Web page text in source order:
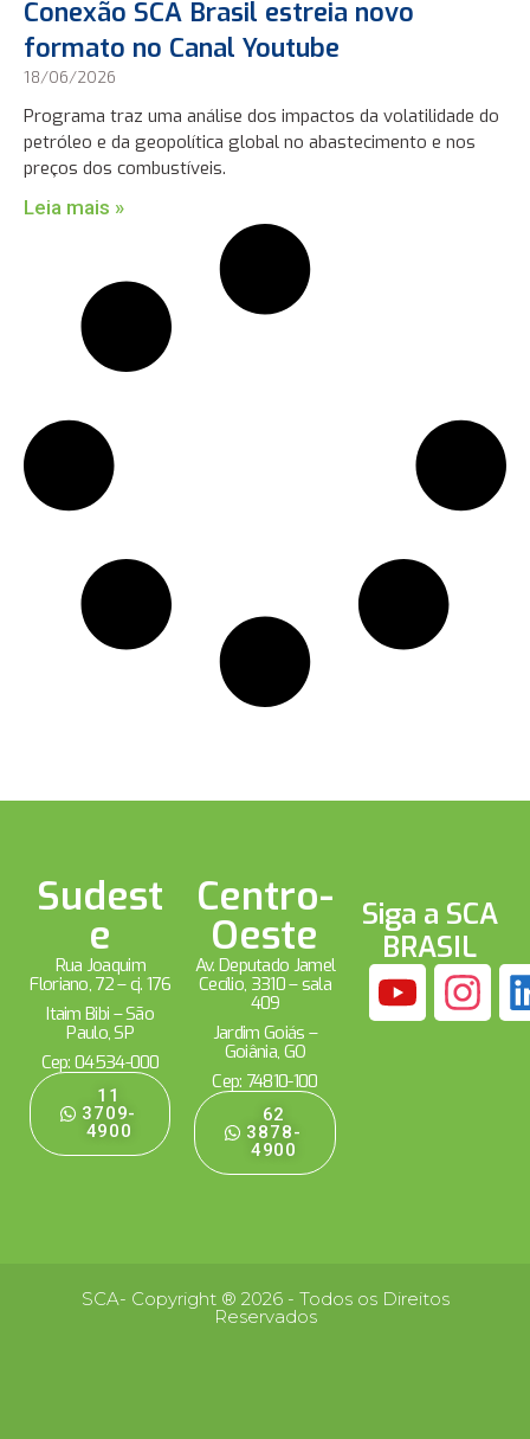
Conexão SCA Brasil estreia novo
formato no Canal Youtube
18/06/2026
Programa traz uma análise dos impactos da volatilidade do
petróleo e da geopolítica global no abastecimento e nos
preços dos combustíveis.
Leia mais »
Sudest
e
Rua Joaquim
Floriano, 72 – cj. 176
Itaim Bibi – São
Paulo, SP
Cep: 04534-000
11
3709-
4900
Centro-
Oeste
Av. Deputado Jamel
Cecílio, 3310 – sala
409
Jardim Goiás –
Goiânia, GO
Cep: 74810-100
62
3878-
4900
Siga a SCA
BRASIL
SCA- Copyright ® 2026 - Todos os Direitos
Reservados